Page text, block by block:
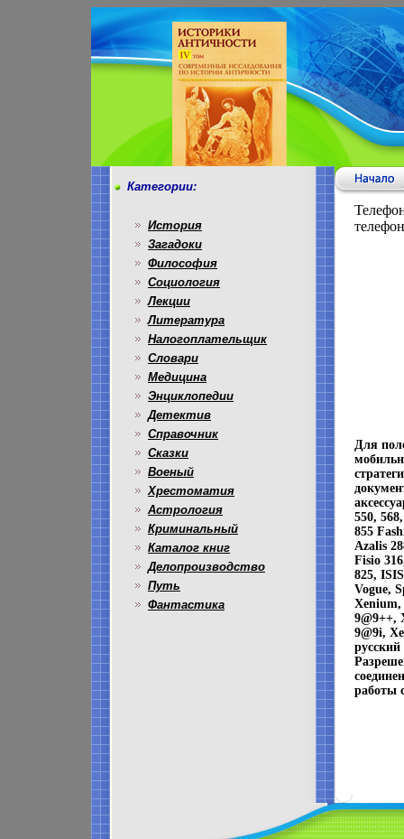
Категории:
История
Загадоки
Философия
Социология
Лекции
Литература
Налогоплательщик
Словари
Медицина
Энциклопедии
Детектив
Справочник
Сказки
Военый
Хрестоматия
Астрология
Криминальный
Каталог книг
Делопроизводство
Путь
Фантастика
Для
550,
855
Azalis
Fisio
825,
Vogue,
Xenium,
9@9++,
9@9i,
работы